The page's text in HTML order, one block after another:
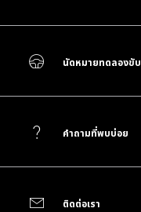
นัดหมายทดลองขับ
คำถามที่พบบ่อย
ติดต่อเรา